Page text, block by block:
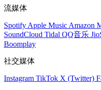
流媒体
Spotify Apple Music Amazon
SoundCloud Tidal QQ音乐
Boomplay
社交媒体
Instagram TikTok X (Twitter)